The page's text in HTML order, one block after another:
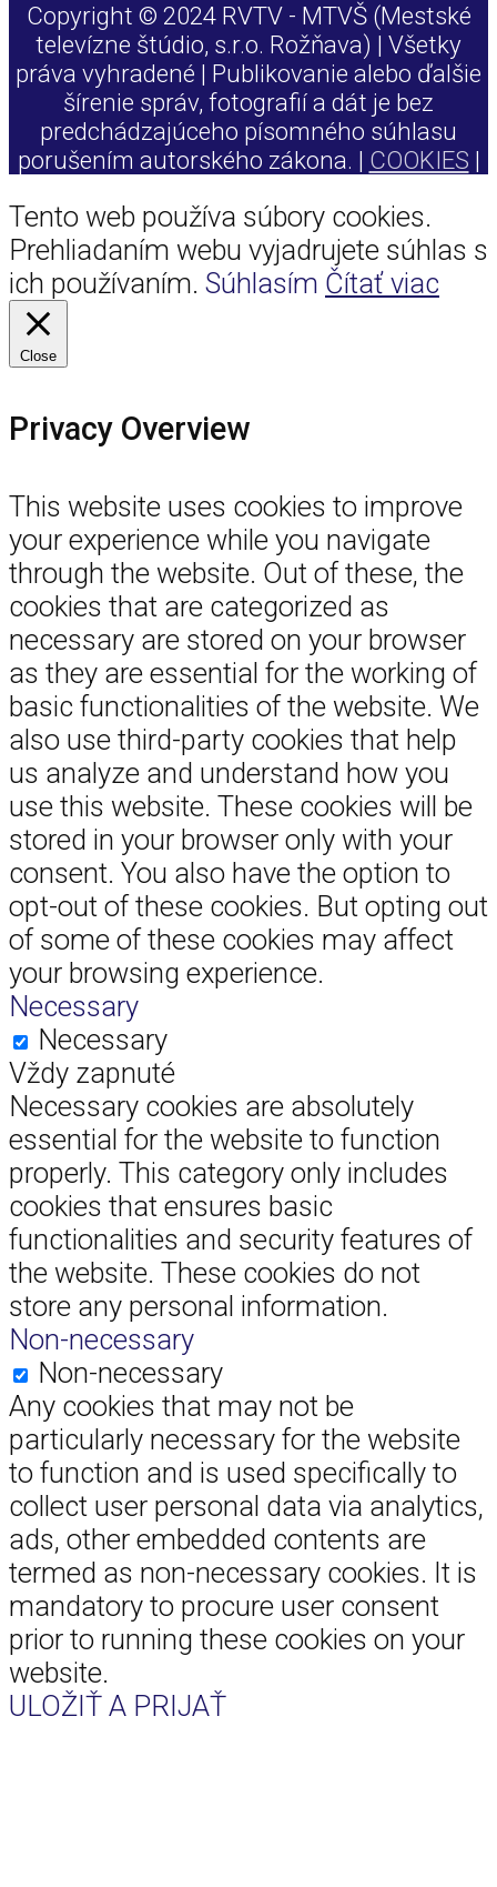
Copyright © 2024 RVTV - MTVŠ (Mestské
televízne štúdio, s.r.o. Rožňava) | Všetky
práva vyhradené | Publikovanie alebo ďalšie
šírenie správ, fotografií a dát je bez
predchádzajúceho písomného súhlasu
porušením autorského zákona. | COOKIES |
Tento web používa súbory cookies.
Prehliadaním webu vyjadrujete súhlas s
ich používaním. Súhlasím Čítať viac
Close
Privacy Overview
This website uses cookies to improve
your experience while you navigate
through the website. Out of these, the
cookies that are categorized as
necessary are stored on your browser
as they are essential for the working of
basic functionalities of the website. We
also use third-party cookies that help
us analyze and understand how you
use this website. These cookies will be
stored in your browser only with your
consent. You also have the option to
opt-out of these cookies. But opting out
of some of these cookies may affect
your browsing experience.
Necessary
Necessary
Vždy zapnuté
Necessary cookies are absolutely
essential for the website to function
properly. This category only includes
cookies that ensures basic
functionalities and security features of
the website. These cookies do not
store any personal information.
Non-necessary
Non-necessary
Any cookies that may not be
particularly necessary for the website
to function and is used specifically to
collect user personal data via analytics,
ads, other embedded contents are
termed as non-necessary cookies. It is
mandatory to procure user consent
prior to running these cookies on your
website.
ULOŽIŤ A PRIJAŤ